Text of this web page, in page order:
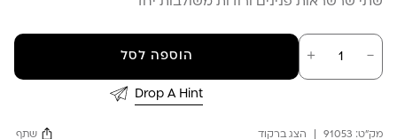
－
כמות
של
שרשרת
＋ הוספה לסל
Drop A Hint
מק"ט: 91053 הצג ברקוד שתף